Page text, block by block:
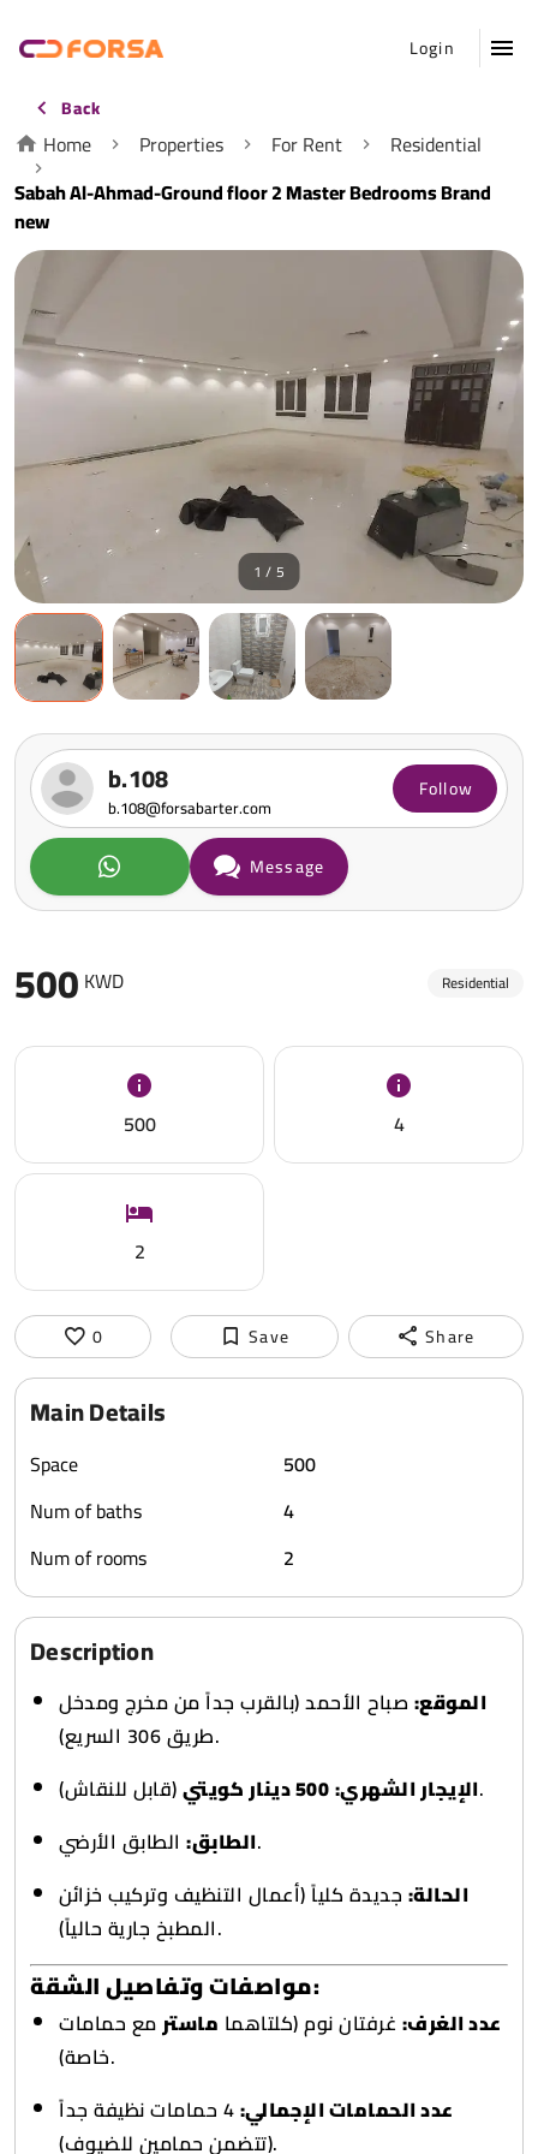
Login
Back
Home Properties For Rent
Residential
Sabah Al-Ahmad-Ground floor 2 Master Bedrooms Brand
new
500 KWD Residential
500 4
2
0 Save Share
Main Details
Space
500
Num of baths
4
Num of rooms
2
Description
الموقع: صباح الأحمد (بالقرب جداً من مخرج ومدخل
طريق 306 السريع).
الإيجار الشهري:500 دينار كويتي
(قابل للنقاش).
الطابق:الطابق الأرضي.
الحالة: جديدة كلياً (أعمال التنظيف وتركيب خزائن
المطبخ جارية حالياً).
مواصفات وتفاصيل الشقة:
عدد الغرف: غرفتان نوم (كلتاهما ماسترمع حمامات
خاصة).
عدد الحمامات الإجمالي:
4 حمامات نظيفة جداً
(تتضمن حمامين للضيوف).
1 / 5
b.108
b.108@forsabarter.com
Follow
Message